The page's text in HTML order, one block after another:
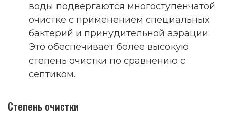
воды подвергаются многоступенчатой
очистке с применением специальных
бактерий и принудительной аэрации.
Это обеспечивает более высокую
степень очистки по сравнению с
септиком.
Степень очистки